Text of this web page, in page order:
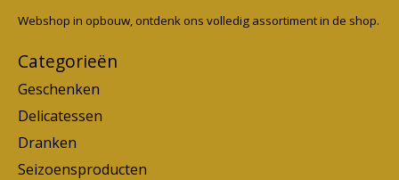
Webshop in opbouw, ontdenk ons volledig assortiment in de shop.
Categorieën
Geschenken
Delicatessen
Dranken
Seizoensproducten